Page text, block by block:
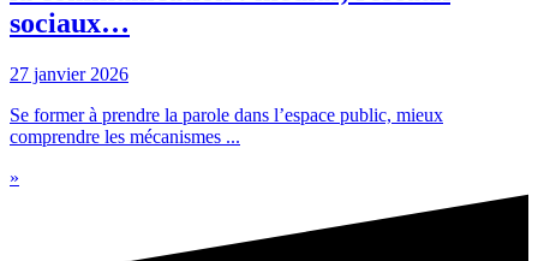
sociaux…
27 janvier 2026
Se former à prendre la parole dans l’espace public, mieux
comprendre les mécanismes ...
»